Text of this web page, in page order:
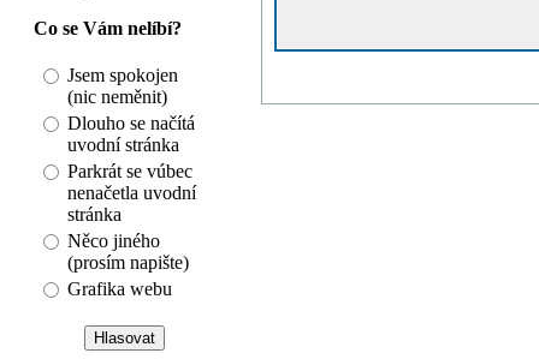
Co se Vám nelíbí?
Jsem spokojen
(nic neměnit)
Dlouho se načítá
uvodní stránka
Parkrát se vúbec
nenačetla uvodní
stránka
Něco jiného
(prosím napište)
Grafika webu